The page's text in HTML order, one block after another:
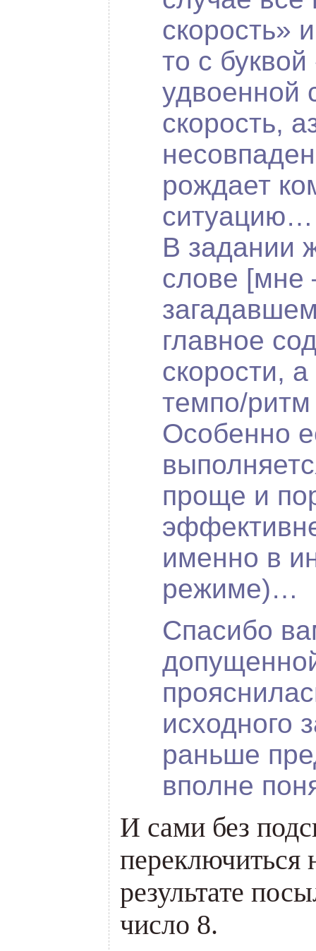
скорость»
то с
удвоенной
скорость,
рождает
ситуацию…
В задании
слове [мне
главное
скорости,
темпо/
Особенно
проще и
именно в
режиме)…
Спасибо
исходного
раньше
вполне
И сами без
переключиться
результате
число 8.